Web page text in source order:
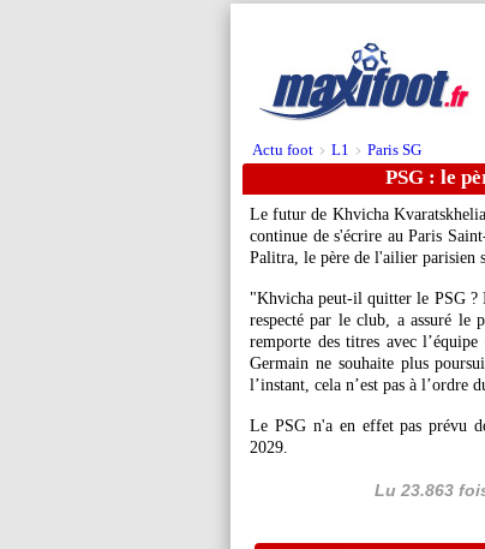
Actu foot > L1 > Paris SG
PSG : le
Le futur de Khvicha Kvaratskhelia
continue de s'écrire au Paris
Palitra, le père de l'ailier parisien
"Khvicha peut-il quitter le PSG ?
respecté par le club, a assuré le
remporte des titres avec
Germain ne souhaite plus
l’instant, cela n’est pas à l’ordre
Le PSG n'a en effet pas prévu
2029.
Lu 23.863